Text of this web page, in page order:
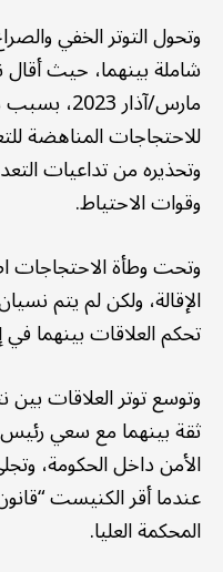
وتحول التوتر الخفي
شاملة بينهما، حيث
مارس/آذار
للاحتجاجات المناهضة
وتحذيره من تداعيات
وقوات الاحتياط.
وتحت وطأة الاحتجاجات
الإقالة، ولكن لم يتم
تحكم العلاقات بينهما في
وتوسع توتر العلاقات بين
ثقة بينهما مع سعي رئيس
عندما أقر الكنيست
المحكمة العليا.